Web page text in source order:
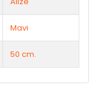
Mavi
50 cm.